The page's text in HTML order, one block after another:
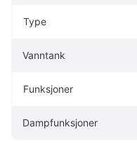
Type
Vanntank
Funksjoner
Dampfunksjoner